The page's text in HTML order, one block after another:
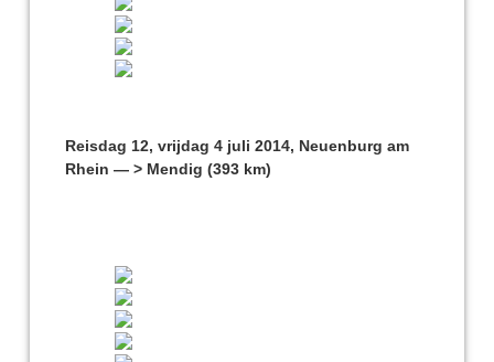
Reisdag 12, vrijdag 4 juli 2014, Neuenburg am
Rhein — > Mendig (393 km)